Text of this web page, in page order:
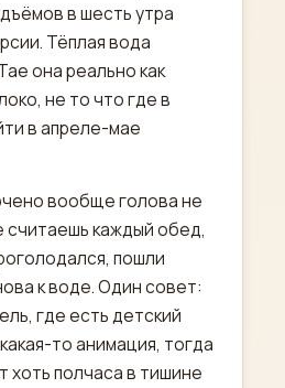
в шесть утра
Тёплая вода
она реально как
не то что где в
в апреле-мае
вообще голова не
считаешь каждый обед,
пошли
к воде. Один совет:
где есть детский
то анимация, тогда
хоть полчаса в тишине